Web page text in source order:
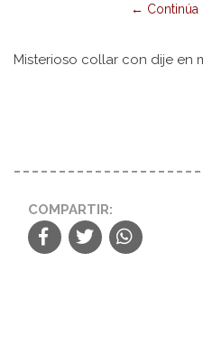
← Continúa
Misterioso collar con dije en
COMPARTIR: